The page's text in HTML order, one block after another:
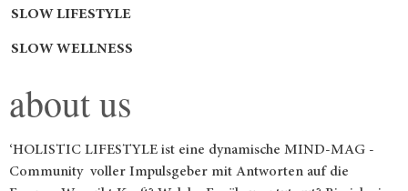
SLOW LIFESTYLE
SLOW WELLNESS
about us
‘HOLISTIC LIFESTYLE ist eine dynamische MIND-MAG -
Community voller Impulsgeber mit Antworten auf die